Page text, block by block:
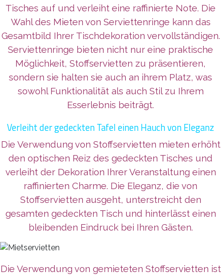
Tisches auf und verleiht eine raffinierte Note. Die
Wahl des Mieten von Serviettenringe kann das
Gesamtbild Ihrer Tischdekoration vervollständigen.
Serviettenringe bieten nicht nur eine praktische
Möglichkeit, Stoffservietten zu präsentieren,
sondern sie halten sie auch an ihrem Platz, was
sowohl Funktionalität als auch Stil zu Ihrem
Esserlebnis beiträgt.
Verleiht der gedeckten Tafel einen Hauch von Eleganz
Die Verwendung von Stoffservietten mieten erhöht
den optischen Reiz des gedeckten Tisches und
verleiht der Dekoration Ihrer Veranstaltung einen
raffinierten Charme. Die Eleganz, die von
Stoffservietten ausgeht, unterstreicht den
gesamten gedeckten Tisch und hinterlässt einen
bleibenden Eindruck bei Ihren Gästen.
Die Verwendung von gemieteten Stoffservietten ist